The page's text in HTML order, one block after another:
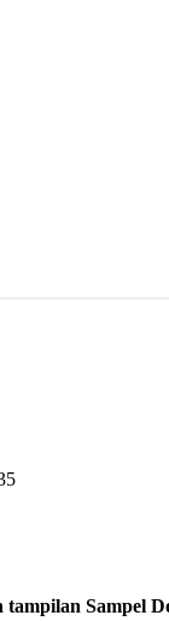
tampilan Sampel